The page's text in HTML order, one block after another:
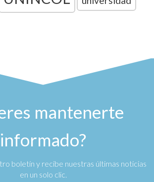
mantenerte
informado?
boletín y recibe nuestras últimas noticias
en un solo clic.